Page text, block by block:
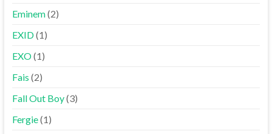
Eminem(2)
EXID(1)
EXO(1)
Fais (2)
Fall Out Boy(3)
Fergie(1)